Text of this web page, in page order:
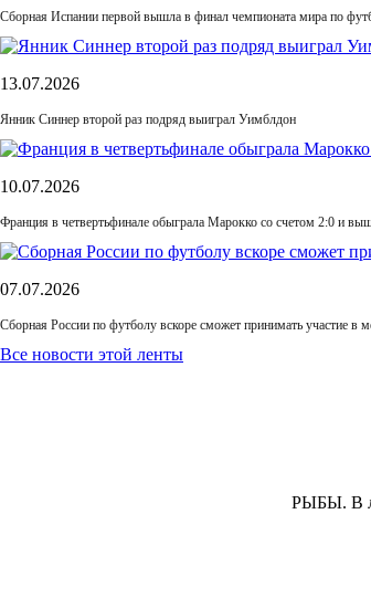
Сборная Испании первой вышла в финал чемпионата мира по
13.07.2026
Янник Синнер второй раз подряд выиграл Уимблдон
10.07.2026
Франция в четвертьфинале обыграла Марокко со счетом 2:0 и
07.07.2026
Сборная России по футболу вскоре сможет принимать участие в
Все новости этой ленты
РЫБЫ. В